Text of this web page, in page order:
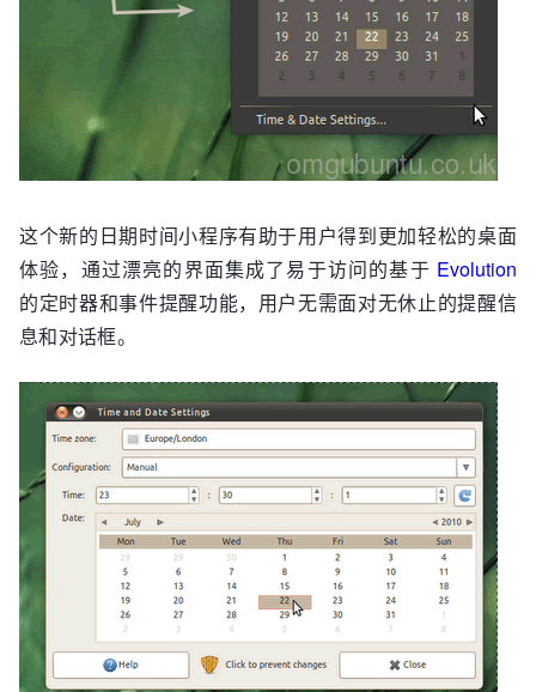
这个新的日期时间小程序有助于用户得到更加轻松的桌面
体验，通过漂亮的界面集成了易于访问的基于 Evolution
的定时器和事件提醒功能，用户无需面对无休止的提醒信
息和对话框。